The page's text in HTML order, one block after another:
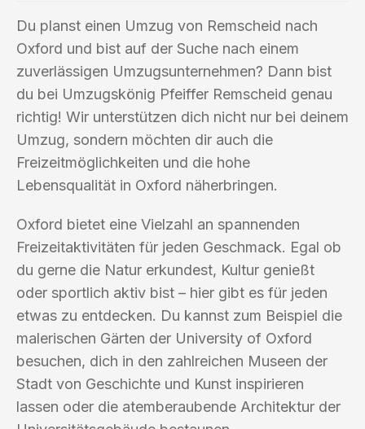
Du planst einen Umzug von Remscheid nach
Oxford und bist auf der Suche nach einem
zuverlässigen Umzugsunternehmen? Dann bist
du bei Umzugskönig Pfeiffer Remscheid genau
richtig! Wir unterstützen dich nicht nur bei deinem
Umzug, sondern möchten dir auch die
Freizeitmöglichkeiten und die hohe
Lebensqualität in Oxford näherbringen.
Oxford bietet eine Vielzahl an spannenden
Freizeitaktivitäten für jeden Geschmack. Egal ob
du gerne die Natur erkundest, Kultur genießt
oder sportlich aktiv bist – hier gibt es für jeden
etwas zu entdecken. Du kannst zum Beispiel die
malerischen Gärten der University of Oxford
besuchen, dich in den zahlreichen Museen der
Stadt von Geschichte und Kunst inspirieren
lassen oder die atemberaubende Architektur der